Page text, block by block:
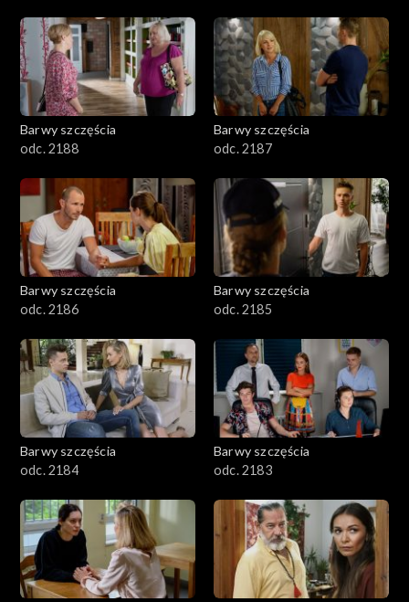
1101–1200
1001–1100
901–1000
801–900
782–800
Barwy szczęścia
odc. 2188
Barwy szczęścia
odc. 2187
Barwy szczęścia
odc. 2186
Barwy szczęścia
odc. 2185
Barwy szczęścia
odc. 2184
Barwy szczęścia
odc. 2183